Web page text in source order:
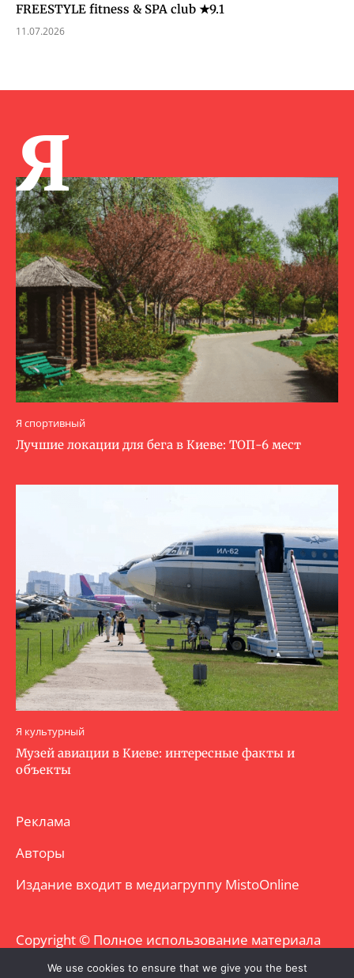
FREESTYLE fitness & SPA club ★9.1
11.07.2026
Я
Я спортивный
Лучшие локации для бега в Киеве: ТОП-6 мест
Я культурный
Музей авиации в Киеве: интересные факты и
объекты
Реклама
Авторы
Издание входит в медиагруппу MistoOnline
Copyright © Полное использование материала
запрещено. Частично разрешено с
We use cookies to ensure that we give you the best